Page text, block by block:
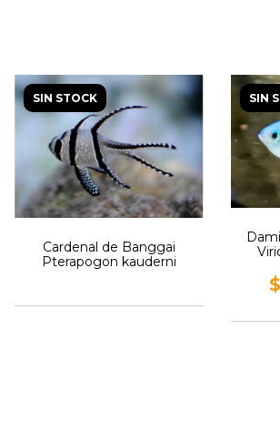
SIN STOCK
Cardenal de Banggai
Pterapogon kauderni
SIN